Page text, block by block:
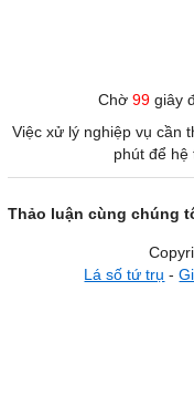
Chờ 99giây
Việc xử lý nghiệp vụ cần
phút để hệ
Thảo luận cùng chúng
Lá số tứ trụ -